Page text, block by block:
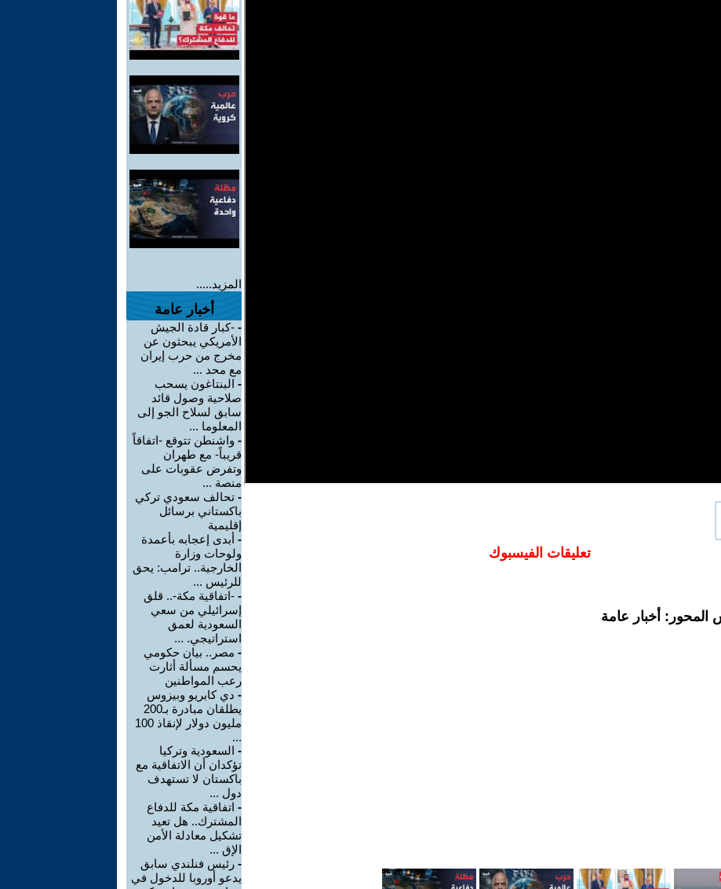
تعليقات الفيسبوك
المحور: أخبار عامة
المزيد.....
أخبار عامة
- -كبار قادة الجيش
الأمريكي يبحثون عن
مخرج من حرب إيران
مع محد ...
- البنتاغون يسحب
صلاحية وصول قائد
سابق لسلاح الجو إلى
المعلوما ...
- واشنطن تتوقع -اتفاقاً
قريباً- مع طهران
وتفرض عقوبات على
منصة ...
- تحالف سعودي تركي
باكستاني برسائل
إقليمية
- أبدى إعجابه بأعمدة
ولوحات وزارة
الخارجية.. ترامب: يحق
للرئيس ...
- -اتفاقية مكة-.. قلق
إسرائيلي من سعي
السعودية لعمق
استراتيجي. ...
- مصر.. بيان حكومي
يحسم مسألة أثارت
رعب المواطنين
- دي كابريو وبيزوس
يطلقان مبادرة بـ200
مليون دولار لإنقاذ 100
...
- السعودية وتركيا
تؤكدان أن الاتفاقية مع
باكستان لا تستهدف
دول ...
- اتفاقية مكة للدفاع
المشترك.. هل تعيد
تشكيل معادلة الأمن
الإق ...
- رئيس فنلندي سابق
يدعو أوروبا للدخول في